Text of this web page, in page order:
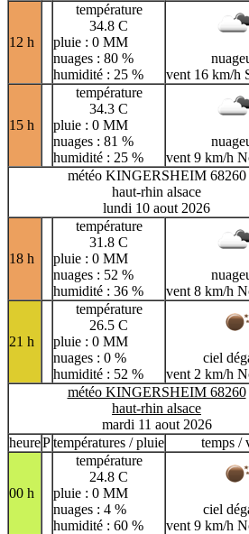
12 h
température
34.8 C
pluie : 0 MM
nuages : 80 %
humidité : 25 %
vent 16 km/h
15 h
température
34.3 C
pluie : 0 MM
nuages : 81 %
humidité : 25 %
vent 9 km/h
météo KINGERSHEIM 68260
haut-rhin alsace
lundi 10 aout 2026
18 h
température
31.8 C
pluie : 0 MM
nuages : 52 %
humidité : 36 %
vent 8 km/h
21 h
température
26.5 C
pluie : 0 MM
nuages : 0 %
humidité : 52 %
ciel
vent 2 km/h
météo KINGERSHEIM 68260
haut-rhin alsace
mardi 11 aout 2026
heurePtempératures / pluie temps /
00 h
température
24.8 C
pluie : 0 MM
nuages : 4 %
humidité : 60 %
ciel
vent 9 km/h